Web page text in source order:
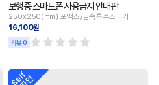
보행중 스마트폰 사용금지 안내판
250x250(mm) 포맥스/금속특수스티커
16,100원
리뷰 0